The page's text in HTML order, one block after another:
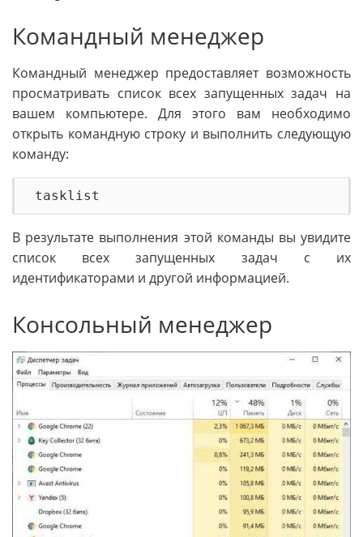
Командный менеджер
Командный менеджер предоставляет возможность
просматривать список всех запущенных задач на
вашем компьютере. Для этого вам необходимо
открыть командную строку и выполнить следующую
команду:
В результате выполнения этой команды вы увидите
список всех запущенных задач с их
идентификаторами и другой информацией.
Консольный менеджер